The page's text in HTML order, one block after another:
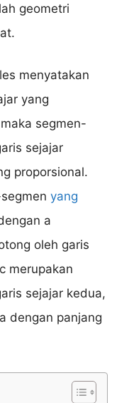
geometri
menyatakan
yang
segmen-
sejajar
proporsional.
yang
a
oleh garis
merupakan
sejajar kedua,
dengan panjang